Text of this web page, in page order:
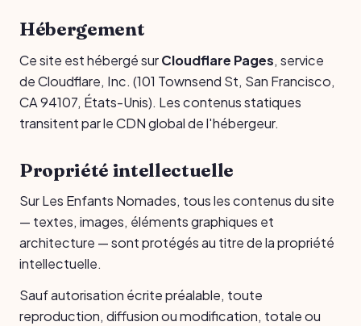
Hébergement
Ce site est hébergé surCloudflare Pages, service
de Cloudflare, Inc. (101 Townsend St, San Francisco,
CA 94107, États-Unis). Les contenus statiques
transitent par le CDN global de l'hébergeur.
Propriété intellectuelle
Sur Les Enfants Nomades, tous les contenus du site
— textes, images, éléments graphiques et
architecture — sont protégés au titre de la propriété
intellectuelle.
Sauf autorisation écrite préalable, toute
reproduction, diffusion ou modification, totale ou